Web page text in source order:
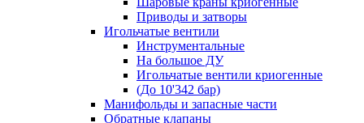
Приводы и затворы
Игольчатые вентили
Инструментальные
На большое ДУ
Игольчатые вентили криогенные
(До 10'342 бар)
Манифольды и запасные части
Обратные клапаны